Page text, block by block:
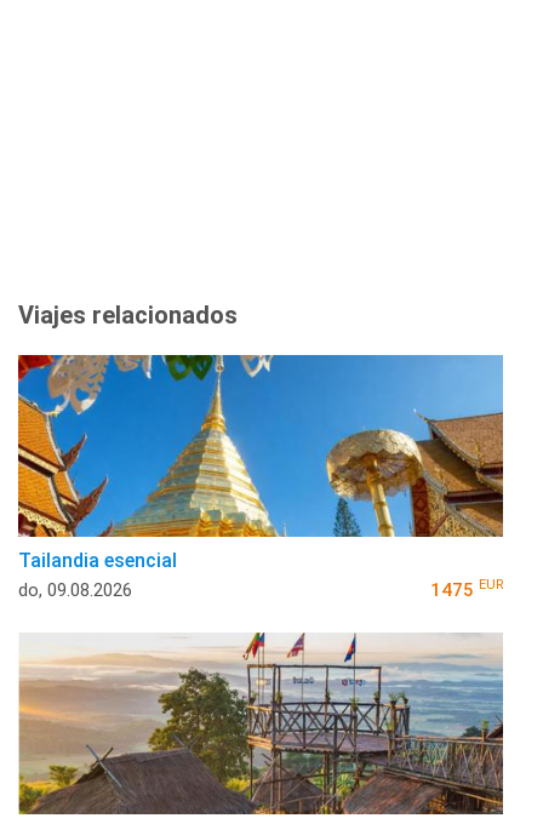
Viajes relacionados
Tailandia esencial
do, 09.08.2026 1475 EUR